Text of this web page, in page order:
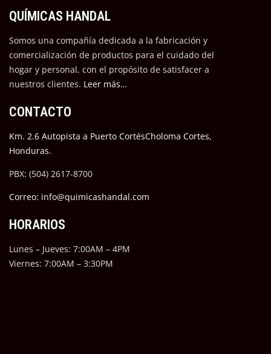
QUÍMICAS HANDAL
Somos una compañía dedicada a la fabricación y
comercialización de productos para el cuidado del
hogar y personal, con el propósito de satisfacer a
nuestros clientes. Leer más…
CONTACTO
Km. 2.6 Autopista a Puerto CortésCholoma Cortes,
Honduras.
PBX: (504) 2617-8700
Correo: info@quimicashandal.com
HORARIOS
Lunes – Jueves: 7:00AM – 4PM
Viernes: 7:00AM – 3:30PM